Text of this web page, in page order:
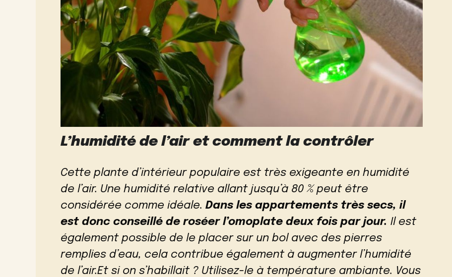
L’humidité de l’air et comment la contrôler
Cette plante d’intérieur populaire est très exigeante en humidité
de l’air. Une humidité relative allant jusqu’à 80 % peut être
considérée comme idéale. Dans les appartements très secs, il
est donc conseillé de roséer l’omoplate deux fois par jour. Il est
également possible de le placer sur un bol avec des pierres
remplies d’eau, cela contribue également à augmenter l’humidité
de l’air.Et si on s’habillait ? Utilisez-le à température ambiante. Vous